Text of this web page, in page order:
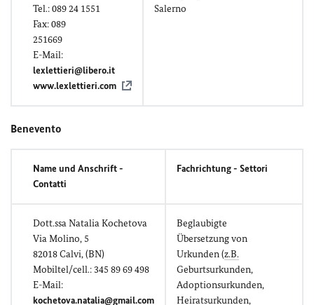
Tel.: 089 24 1551
Fax: 089
251669
E-Mail:
lexlettieri@libero.it
www.lexlettieri.com
Salerno
Benevento
Name und Anschrift -
Contatti
Fachrichtung - Settori
Dott.ssa Natalia Kochetova
Via Molino, 5
82018 Calvi, (BN)
Mobiltel/cell.: 345 89 69 498
E-Mail:
kochetova.natalia@gmail.com
Beglaubigte
Übersetzung von
Urkunden (z.B.
Geburtsurkunden,
Adoptionsurkunden,
Heiratsurkunden,